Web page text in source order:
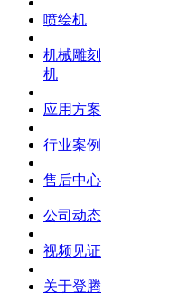
喷绘机
机械雕刻
机
应用方案
行业案例
售后中心
公司动态
视频见证
关于登腾